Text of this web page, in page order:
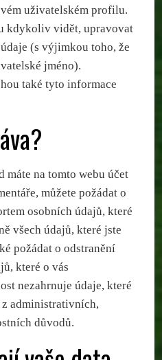
uživatelském profilu.
kdykoliv vidět, upravovat
(s výjimkou toho, že
jméno).
také tyto informace
máte na tomto webu účet
můžete požádat o
osobních údajů, které
všech údajů, které jste
požádat o odstranění
které o vás
nezahrnuje údaje, které
administrativních,
důvodů.